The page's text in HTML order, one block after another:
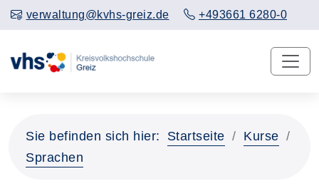
verwaltung@kvhs-greiz.de +493661 6280-0
Sie befinden sich hier: Startseite
Kurse
Sprachen